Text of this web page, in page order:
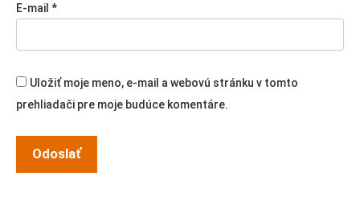
E-mail *
Uložiť moje meno, e-mail a webovú stránku v tomto
prehliadači pre moje budúce komentáre.